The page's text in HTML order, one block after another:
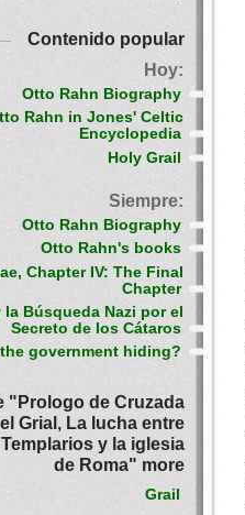
Contenido popular
Hoy:
Otto Rahn Biography
Rahn in Jones' Celtic
Encyclopedia
Holy Grail
Siempre:
Otto Rahn Biography
Otto Rahn's books
Chapter IV: The Final
Chapter
Búsqueda Nazi por el
Secreto de los Cátaros
government hiding?
"Prologo de Cruzada
Grial, La lucha entre
y la iglesia
de Roma" more
Grail